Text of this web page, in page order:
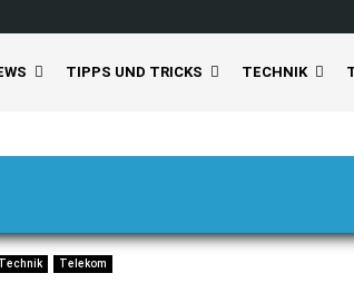
TIPPS UND TRICKS TECHNIK
Telekom